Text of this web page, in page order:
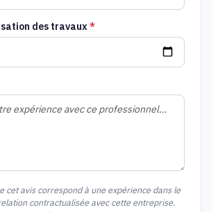
des travaux *
cet avis correspond à une expérience dans le
contractualisée avec cette entreprise.